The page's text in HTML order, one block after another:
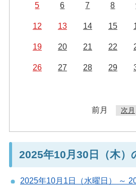
5 6 7 8
12 13 14 15
19 20 21 22
26 27 28 29
前月 次月
2025年10月30日（木）
2025年10月1日（水曜日） ～